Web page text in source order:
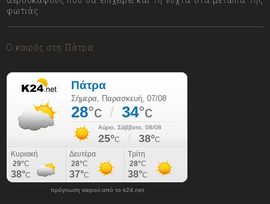
φωτιάς
Ο καιρός στη Πάτρα
πρόγνωση καιρού από το k24.net